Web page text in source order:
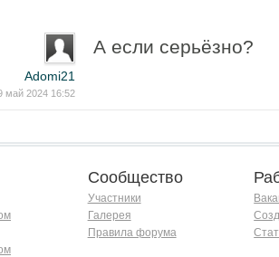
Adomi21
май 2024 16:52
А если серьёзно?
Сообщество
Участники
Галерея
Правила форума